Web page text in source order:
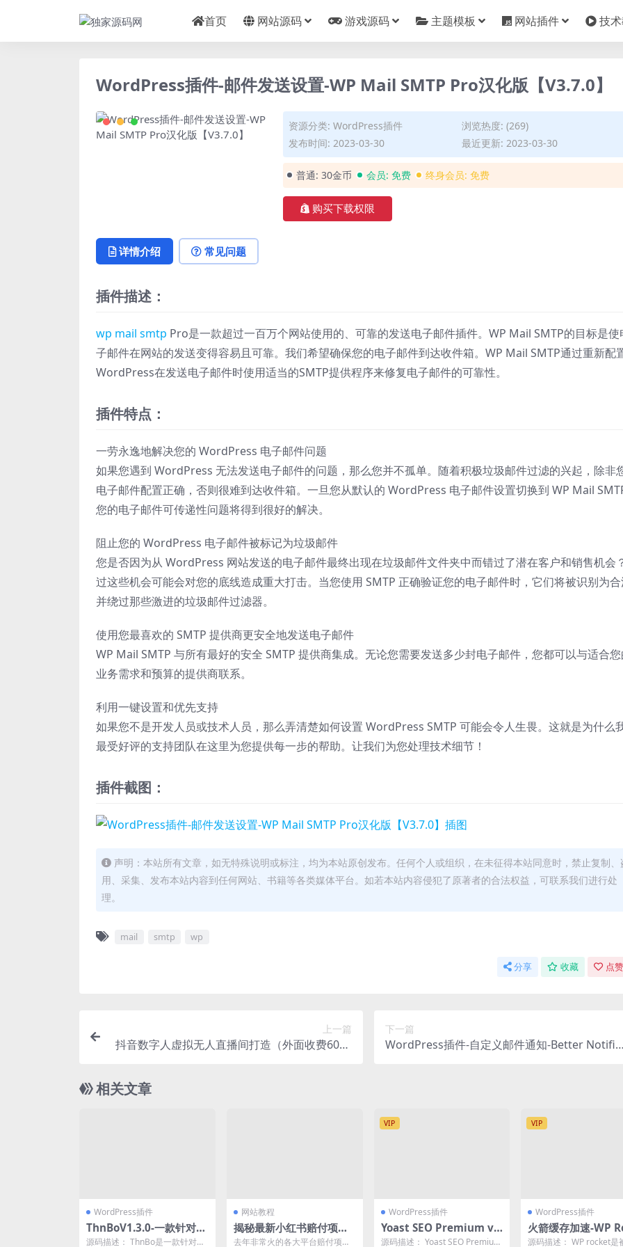
首页 网站源码 游戏源码 主题模板 网站插件 技
WordPress插件-邮件发送设置-WP Mail SMTP Pro汉化版【V3.7.0】
资源分类: WordPress插件
浏览热度: (269)
发布时间: 2023-03-30
最近更新: 2023-03-30
普通: 30金币 会员: 免费 终身会员: 免费
购买下载权限
详情介绍 常见问题
插件描述：
wp mail smtp Pro是一款超过一百万个网站使用的、可靠的发送电子邮件插件。WP Mail SMTP的目标是使
子邮件在网站的发送变得容易且可靠。我们希望确保您的电子邮件到达收件箱。WP Mail SMTP通过重新配
WordPress在发送电子邮件时使用适当的SMTP提供程序来修复电子邮件的可靠性。
插件特点：
一劳永逸地解决您的 WordPress 电子邮件问题
如果您遇到 WordPress 无法发送电子邮件的问题，那么您并不孤单。随着积极垃圾邮件过滤的兴起，除非
电子邮件配置正确，否则很难到达收件箱。一旦您从默认的 WordPress 电子邮件设置切换到 WP Mail
您的电子邮件可传递性问题将得到很好的解决。
阻止您的 WordPress 电子邮件被标记为垃圾邮件
您是否因为从 WordPress 网站发送的电子邮件最终出现在垃圾邮件文件夹中而错过了潜在客户和销售机会
过这些机会可能会对您的底线造成重大打击。当您使用 SMTP 正确验证您的电子邮件时，它们将被识别为
并绕过那些激进的垃圾邮件过滤器。
使用您最喜欢的 SMTP 提供商更安全地发送电子邮件
WP Mail SMTP 与所有最好的安全 SMTP 提供商集成。无论您需要发送多少封电子邮件，您都可以与适合您
业务需求和预算的提供商联系。
利用一键设置和优先支持
如果您不是开发人员或技术人员，那么弄清楚如何设置 WordPress SMTP 可能会令人生畏。这就是为什么
最受好评的支持团队在这里为您提供每一步的帮助。让我们为您处理技术细节！
插件截图：
声明：本站所有文章，如无特殊说明或标注，均为本站原创发布。任何个人或组织，在未征得本站同意时，禁止复制、
用、采集、发布本站内容到任何网站、书籍等各类媒体平台。如若本站内容侵犯了原著者的合法权益，可联系我们进行处
理。
mail smtp wp
分享 收藏 点
上一篇
抖音数字人虚拟无人直播间打造（外面收费6000
下一篇
WordPress插件-自定义邮件通知-Better Notific
相关文章
WordPress插件
ThnBoV1.3.0-一款针对W
ordPress开发的缩略图美
源码描述： ThnBo是一款针对于
网站教程
揭秘最新小红书赔付项目
思路加找店教程
去年非常火的各大平台赔付项
VIP
WordPress插件
Yoast SEO Premium v​​1
7.1（已激活版）
源码描述： Yoast SEO Premium
VIP
WordPress插件
火箭缓存加速-WP
t【3.9.2】最新汉化
源码描述： WP rocket是